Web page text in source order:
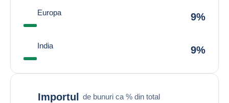
Europa 9%
India 9%
Importul de bunuri ca % din total